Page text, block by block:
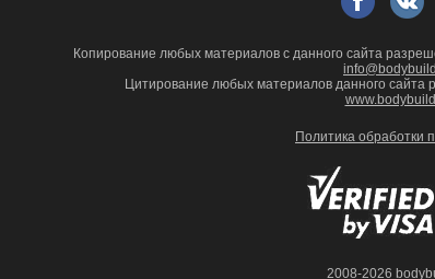
Копирование любых материалов с данного сайта
Цитирование любых материалов данного сайта
Политика обработки
2008-2026